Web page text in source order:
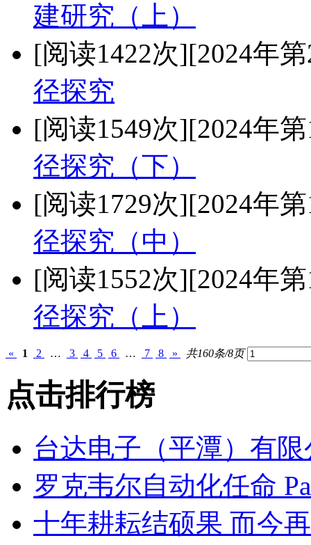
建研究（上）
[阅读1422次][2024年
径探究
[阅读1549次][2024年
径探究（下）
[阅读1729次][2024年
径探究（中）
[阅读1552次][2024年
径探究（上）
« 1 2 … 3 4 5 6 … 7 8 » 共160条/8页
点击排行榜
台达电子（平潭）有
罗克韦尔自动化任命
十年耕耘结硕果 而今